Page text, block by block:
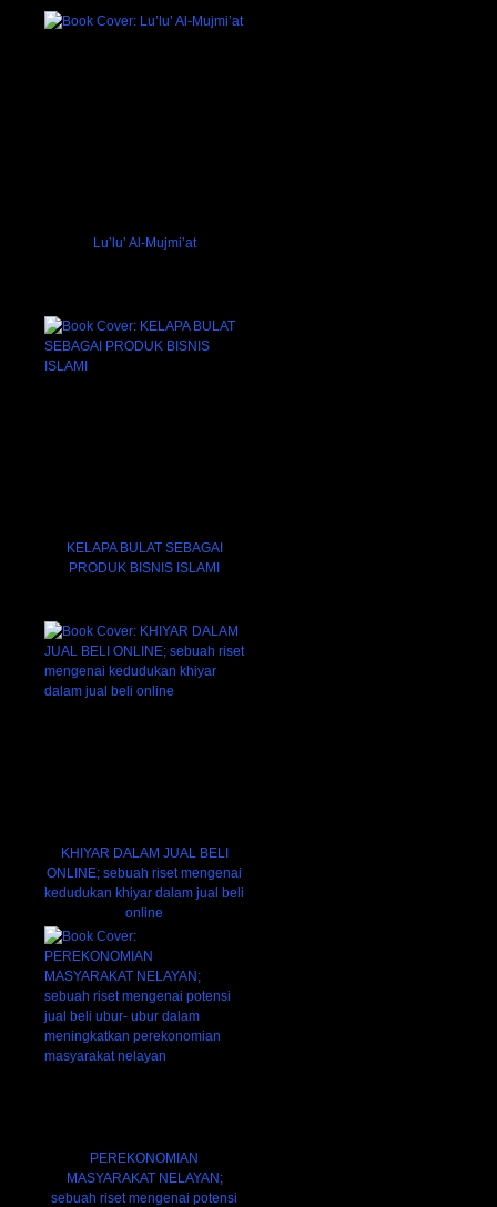
Lu’lu’ Al-Mujmi’at
KELAPA BULAT SEBAGAI
PRODUK BISNIS ISLAMI
KHIYAR DALAM JUAL BELI
ONLINE; sebuah riset mengenai
kedudukan khiyar dalam jual beli
online
PEREKONOMIAN
MASYARAKAT NELAYAN;
sebuah riset mengenai potensi